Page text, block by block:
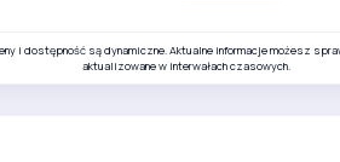
i dostępność są dynamiczne. Aktualne informacje możesz
aktualizowane w interwałach czasowych.